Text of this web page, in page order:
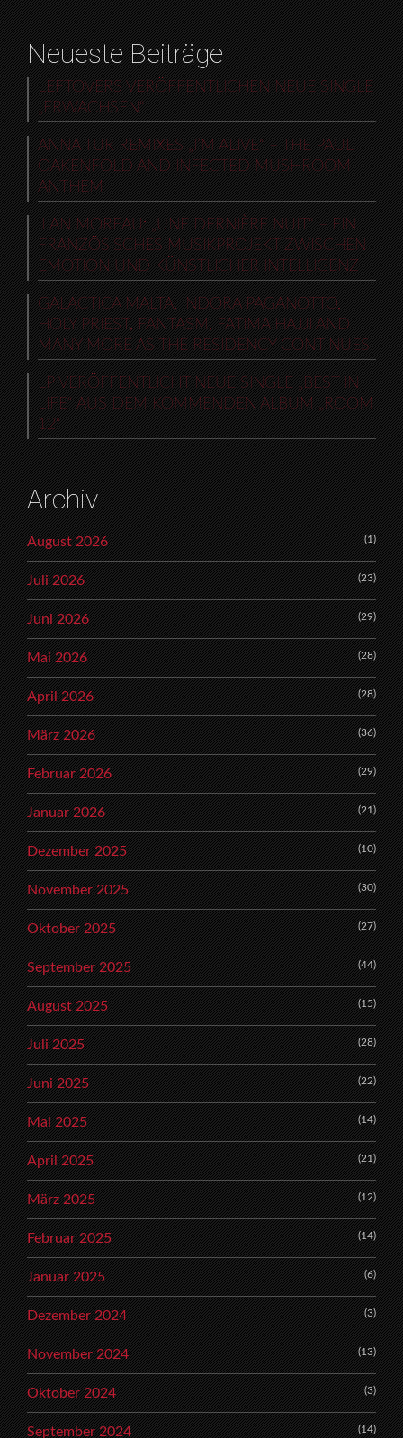
Neueste Beiträge
LEFTOVERS VERÖFFENTLICHEN NEUE SINGLE
„ERWACHSEN“
ANNA TUR REMIXES „I’M ALIVE“ – THE PAUL
OAKENFOLD AND INFECTED MUSHROOM
ANTHEM
ILAN MOREAU: „UNE DERNIÈRE NUIT“ – EIN
FRANZÖSISCHES MUSIKPROJEKT ZWISCHEN
EMOTION UND KÜNSTLICHER INTELLIGENZ
GALACTICA MALTA: INDORA PAGANOTTO,
HOLY PRIEST, FANTASM, FATIMA HAJJI AND
MANY MORE AS THE RESIDENCY CONTINUES
LP VERÖFFENTLICHT NEUE SINGLE „BEST IN
LIFE“ AUS DEM KOMMENDEN ALBUM „ROOM
12“
Archiv
August 2026 (1)
Juli 2026 (23)
Juni 2026 (29)
Mai 2026 (28)
April 2026 (28)
März 2026 (36)
Februar 2026 (29)
Januar 2026 (21)
Dezember 2025 (10)
November 2025 (30)
Oktober 2025 (27)
September 2025 (44)
August 2025 (15)
Juli 2025 (28)
Juni 2025 (22)
Mai 2025 (14)
April 2025 (21)
März 2025 (12)
Februar 2025 (14)
Januar 2025 (6)
Dezember 2024 (3)
November 2024 (13)
Oktober 2024 (3)
September 2024 (14)